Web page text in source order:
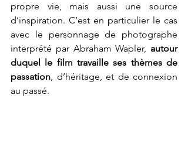
propre vie, mais aussi une source
d’inspiration. C’est en particulier le cas
avec le personnage de photographe
interprété par Abraham Wapler, autour
duquel le film travaille ses thèmes de
passation, d’héritage, et de connexion
au passé.